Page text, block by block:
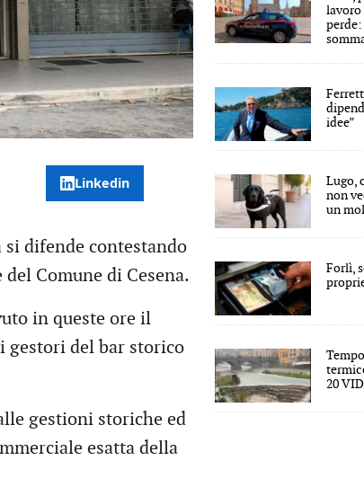
Linkedin
difende contestando
Comune di Cesena.
in queste ore il
gestori del bar storico
gestioni storiche ed
esatta della
lavoro
idee”
Lugo,
non
un
Forlì,
20